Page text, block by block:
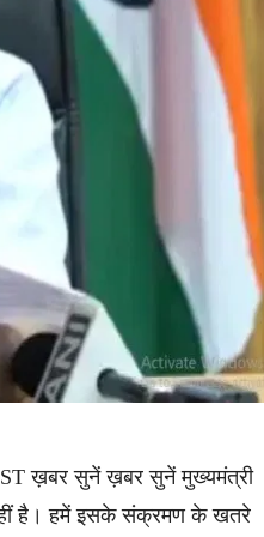
ख़बर सुनें ख़बर सुनें मुख्यमंत्री
नहीं है। हमें इसके संक्रमण के खतरे